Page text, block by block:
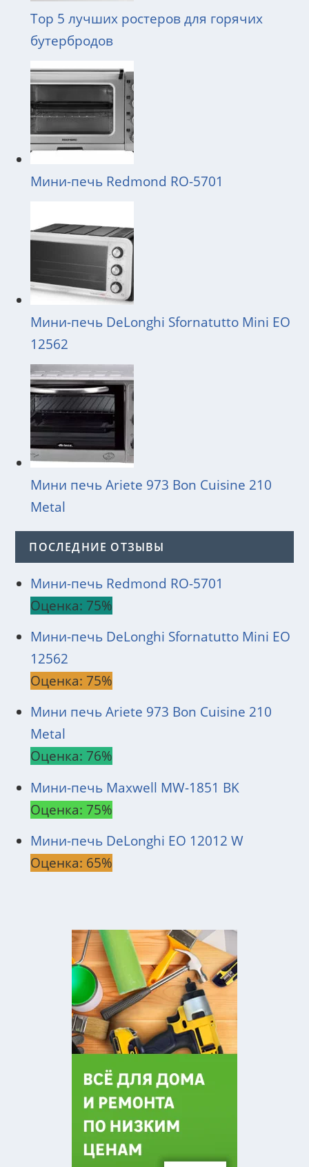
Top 5 лучших ростеров для горячих
бутербродов
Мини-печь Redmond RO-5701
Мини-печь DeLonghi Sfornatutto Mini EO
12562
Мини печь Ariete 973 Bon Cuisine 210
Metal
ПОСЛЕДНИЕ ОТЗЫВЫ
Мини-печь Redmond RO-5701
Оценка: 75%
Мини-печь DeLonghi Sfornatutto Mini EO
12562
Оценка: 75%
Мини печь Ariete 973 Bon Cuisine 210
Metal
Оценка: 76%
Мини-печь Maxwell MW-1851 BK
Оценка: 75%
Мини-печь DeLonghi EO 12012 W
Оценка: 65%